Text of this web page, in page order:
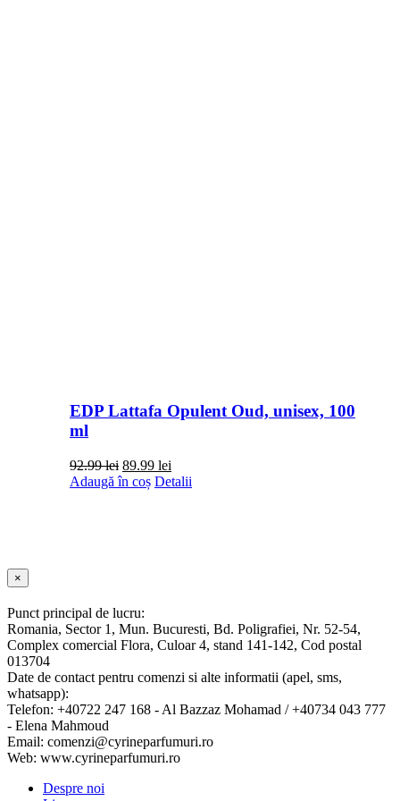
EDP Lattafa Opulent Oud, unisex, 100
ml
92.99lei Prețul
inițial
89.99 leiPrețul
curent
Adaugă în coș Detalii
Close
product
view
×
Punct principal de lucru:
Romania, Sector 1, Mun. Bucuresti, Bd. Poligrafiei, Nr. 52-54,
Complex comercial Flora, Culoar 4, stand 141-142, Cod postal
013704
Date de contact pentru comenzi si alte informatii (apel, sms,
whatsapp):
Telefon: +40722 247 168 - Al Bazzaz Mohamad / +40734 043 777
- Elena Mahmoud
Email: comenzi@cyrineparfumuri.ro
Web: www.cyrineparfumuri.ro
Despre noi